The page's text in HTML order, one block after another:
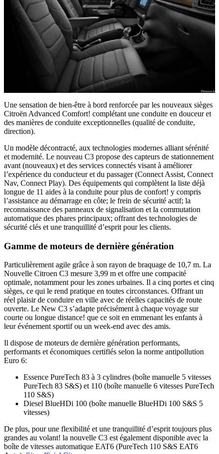
Une sensation de bien-être à bord renforcée par les nouveaux sièges
Citroën Advanced Comfort! complétant une conduite en douceur et
des manières de conduite exceptionnelles (qualité de conduite,
direction).
Un modèle décontracté, aux technologies modernes alliant sérénité
et modernité. Le nouveau C3 propose des capteurs de stationnement
avant (nouveaux) et des services connectés visant à améliorer
l’expérience du conducteur et du passager (Connect Assist, Connect
Nav, Connect Play). Des équipements qui complètent la liste déjà
longue de 11 aides à la conduite pour plus de confort! y compris
l’assistance au démarrage en côte; le frein de sécurité actif; la
reconnaissance des panneaux de signalisation et la commutation
automatique des phares principaux; offrant des technologies de
sécurité clés et une tranquillité d’esprit pour les clients.
Gamme de moteurs de dernière génération
Particulièrement agile grâce à son rayon de braquage de 10,7 m. La
Nouvelle Citroen C3 mesure 3,99 m et offre une compacité
optimale, notamment pour les zones urbaines. Il a cinq portes et cinq
sièges, ce qui le rend pratique en toutes circonstances. Offrant un
réel plaisir de conduire en ville avec de réelles capacités de route
ouverte. Le New C3 s’adapte précisément à chaque voyage sur
courte ou longue distance! que ce soit en emmenant les enfants à
leur événement sportif ou un week-end avec des amis.
Il dispose de moteurs de dernière génération performants,
performants et économiques certifiés selon la norme antipollution
Euro 6:
Essence PureTech 83 à 3 cylindres (boîte manuelle 5 vitesses
PureTech 83 S&S) et 110 (boîte manuelle 6 vitesses PureTech
110 S&S)
Diesel BlueHDi 100 (boîte manuelle BlueHDi 100 S&S 5
vitesses)
De plus, pour une flexibilité et une tranquillité d’esprit toujours plus
grandes au volant! la nouvelle C3 est également disponible avec la
boîte de vitesses automatique EAT6 (PureTech 110 S&S EAT6